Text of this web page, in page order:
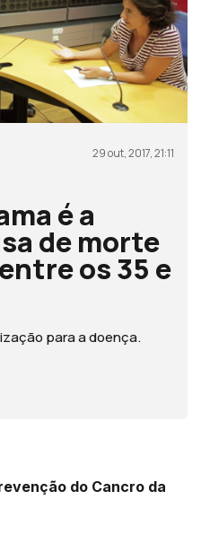
29 out, 2017, 21:11
é a
de morte
os 35 e
para a doença.
do Cancro da